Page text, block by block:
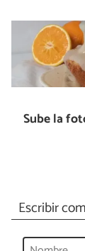
Sube la
Escribir